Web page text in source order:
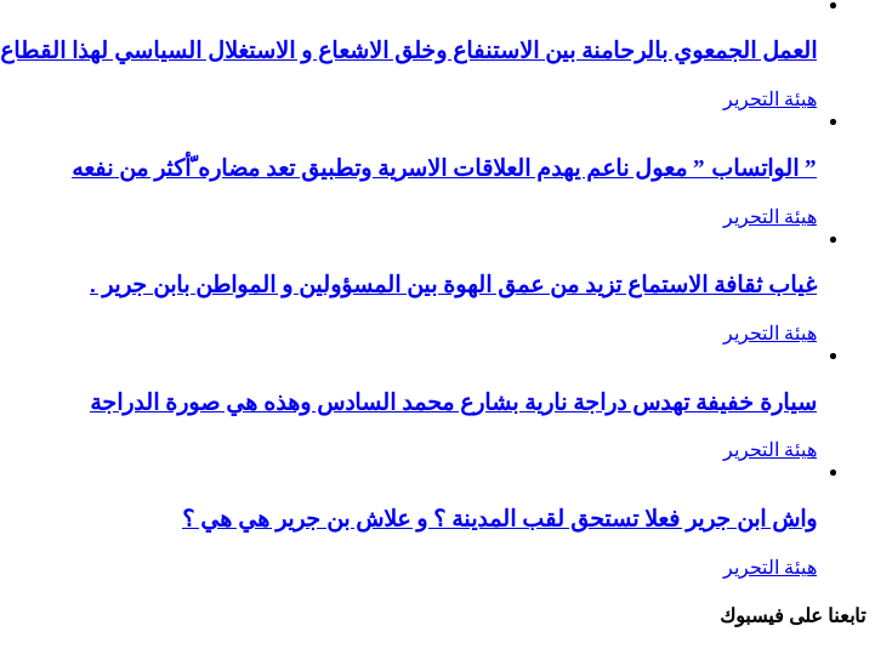
العمل الجمعوي بالرحامنة بين الاستنفاع وخلق الاشعاع و الاستغلال السياسي لهذا القطاع
هيئة التحرير
” الواتساب ” معول ناعم يهدم العلاقات الاسرية وتطبيق تعد مضاره ّأكثر من نفعه
هيئة التحرير
غياب ثقافة الاستماع تزيد من عمق الهوة بين المسؤولين و المواطن بابن جرير .
هيئة التحرير
سيارة خفيفة تهدس دراجة نارية بشارع محمد السادس وهذه هي صورة الدراجة
هيئة التحرير
واش ابن جرير فعلا تستحق لقب المدينة ؟ و علاش بن جرير هي هي ؟
هيئة التحرير
تابعنا على فيسبوك